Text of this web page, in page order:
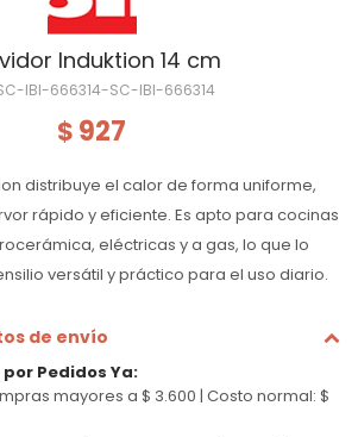
Induktion 14 cm
IBI-666314-SC-IBI-666314
$ 927
distribuye el calor de forma uniforme,
rápido y eficiente. Es apto para cocinas
eléctricas y a gas, lo que lo
versátil y práctico para el uso diario.
de envío
Pedidos Ya:
mayores a $ 3.600 | Costo normal: $